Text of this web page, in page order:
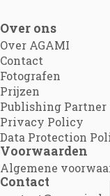
Over ons
Over AGAMI
Contact
Fotografen
Prijzen
Publishing Partner
Privacy Policy
Data Protection
Voorwaarden
Algemene
Contact